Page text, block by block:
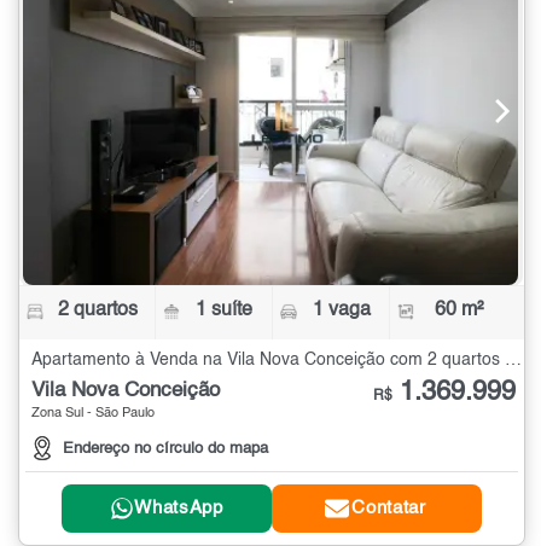
2 quartos 1 suíte 1 vaga 60 m²
Vila Nova Conceição
Zona Sul - São Paulo
Endereço no círculo do mapa
R$ 1.369.999
WhatsApp Contatar